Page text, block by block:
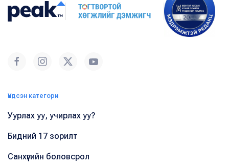
Үндсэн категори
Уурлах уу, учирлах уу?
Бидний 17 зорилт
Санхүүгийн боловсрол